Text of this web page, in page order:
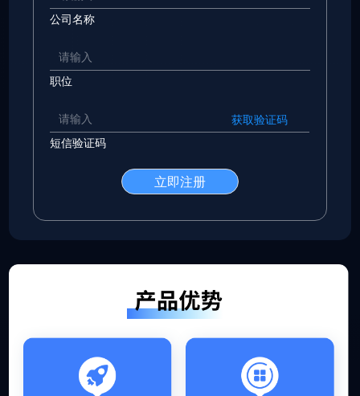
公司名称
职位
获取验证码
短信验证码
立即注册